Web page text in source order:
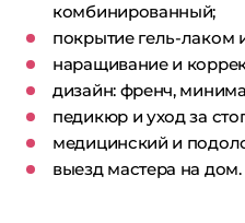
комбинированный;
покрытие гель-лаком
наращивание и
дизайн: френч,
педикюр и уход за
медицинский и
выезд мастера на дом.